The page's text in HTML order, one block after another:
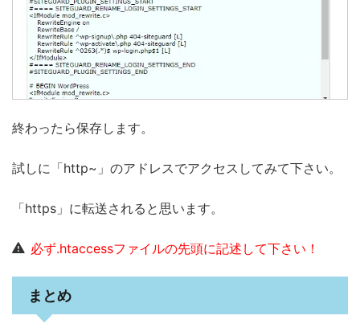
終わったら保存します。
試しに「http~」のアドレスでアクセスしてみて下さい。
「https」に転送されると思います。
必ず.htaccessファイルの先頭に記述して下さい！
まとめ